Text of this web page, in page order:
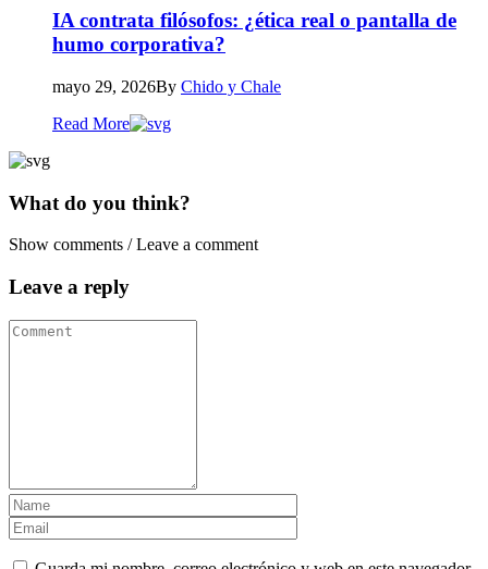
IA contrata filósofos: ¿ética real o pantalla de
humo corporativa?
mayo 29, 2026By Chido y Chale
Read More
What do you think?
Show comments / Leave a comment
Leave a reply